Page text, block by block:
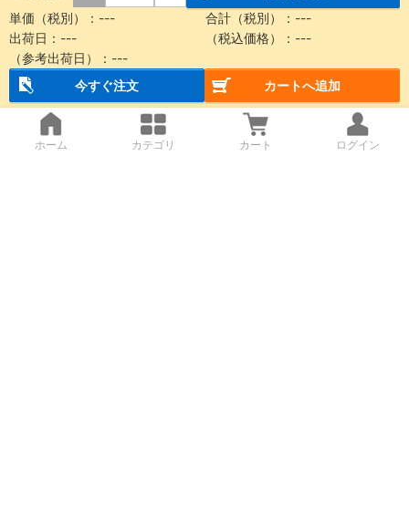
単価（税別）： --- 合計（税別）： ---
出荷日： --- （税込価格）： ---
（参考出荷日）： ---
今すぐ注文
カートへ追加
ホーム カテゴリ カート ログイン